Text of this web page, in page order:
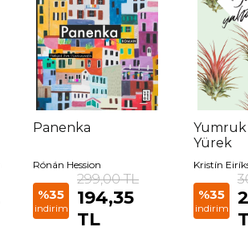
Panenka
Rónán Hession
%35
indirim
299,00 TL
194,35
TL
Yürek
Kristín
%35
indirim